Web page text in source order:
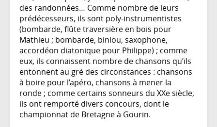
des randonnées… Comme nombre de leurs
prédécesseurs, ils sont poly-instrumentistes
(bombarde, flûte traversière en bois pour
Mathieu ; bombarde, biniou, saxophone,
accordéon diatonique pour Philippe) ; comme
eux, ils connaissent nombre de chansons qu’ils
entonnent au gré des circonstances : chansons
à boire pour l’apéro, chansons à mener la
ronde ; comme certains sonneurs du XXe siècle,
ils ont remporté divers concours, dont le
championnat de Bretagne à Gourin.